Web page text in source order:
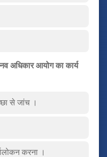
अधिकार आयोग का कार्य
से जांच ।
करना ।